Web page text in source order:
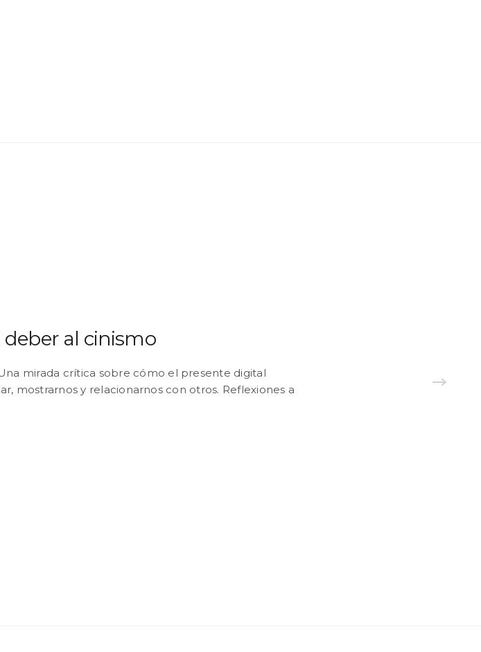
deber al cinismo
mirada crítica sobre cómo el presente digital
mostrarnos y relacionarnos con otros. Reflexiones a